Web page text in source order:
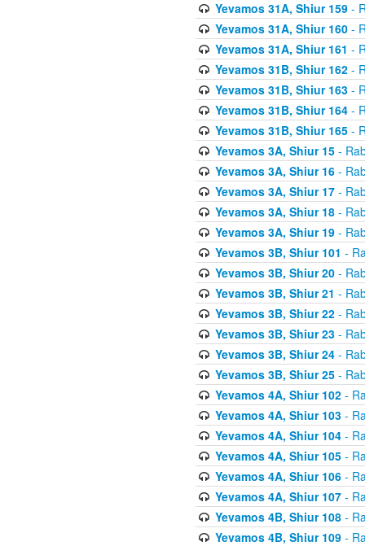
Yevamos 31A, Shiur 159-
Yevamos 31A, Shiur 160-
Yevamos 31A, Shiur 161 -
Yevamos 31B, Shiur 162-
Yevamos 31B, Shiur 163-
Yevamos 31B, Shiur 164-
Yevamos 31B, Shiur 165-
Yevamos 3A, Shiur 15-
Yevamos 3A, Shiur 16-
Yevamos 3A, Shiur 17-
Yevamos 3A, Shiur 18-
Yevamos 3A, Shiur 19-
Yevamos 3B, Shiur 101 -
Yevamos 3B, Shiur 20-
Yevamos 3B, Shiur 21 -
Yevamos 3B, Shiur 22-
Yevamos 3B, Shiur 23-
Yevamos 3B, Shiur 24-
Yevamos 3B, Shiur 25-
Yevamos 4A, Shiur 102-
Yevamos 4A, Shiur 103-
Yevamos 4A, Shiur 104-
Yevamos 4A, Shiur 105-
Yevamos 4A, Shiur 106-
Yevamos 4A, Shiur 107-
Yevamos 4B, Shiur 108-
Yevamos 4B, Shiur 109-